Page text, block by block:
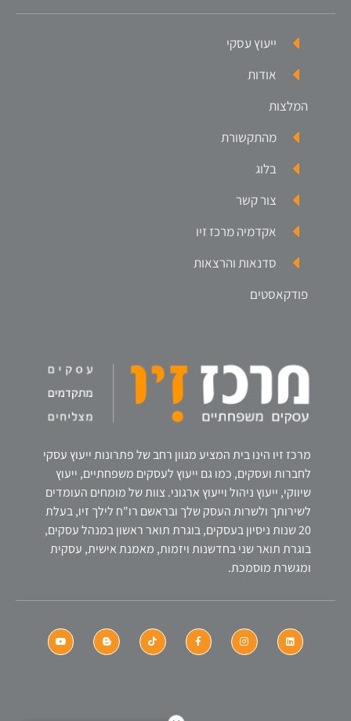
מרכז זיו הינו בית המציע מגוון רחב של פתרונות ייעוץ עסקי
לחברות ועסקים, כמו גם ייעוץ לעסקים משפחתיים, ייעוץ
שיווקי, ייעוץ ניהול וייעוץ ארגוני. צוות של מומחים העומדים
לשירותך ולשרות העסק שלך ובראשם רו"ח לילך זיו, בעלת
20 שנות ניסיון בעסקים, בוגרת תואר ראשון במנהל עסקים,
בוגרת תואר שני בחדשנות ויזמות, מאמנת אישית, עסקית
ומגשרת מוסמכת.
ייעוץ עסקי
אודות
המלצות
מהתקשורת
בלוג
צור קשר
אקדמיה מרכז זיו
סדנאות והרצאות
פודקאסטים